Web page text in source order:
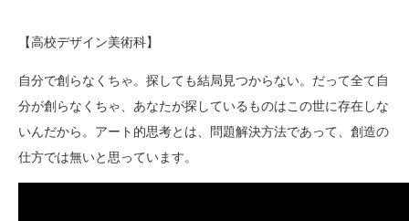
【高校デザイン美術科】
自分で創らなくちゃ。探しても結局見つからない。だって全て自
分が創らなくちゃ、あなたが探しているものはこの世に存在しな
いんだから。アート的思考とは、問題解決方法であって、創造の
仕方では無いと思っています。